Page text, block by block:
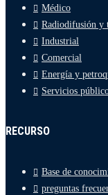
Médico
Radiodifusión y
Industrial
Comercial
Energía y
Servicios
RECURSO
Base de
preguntas